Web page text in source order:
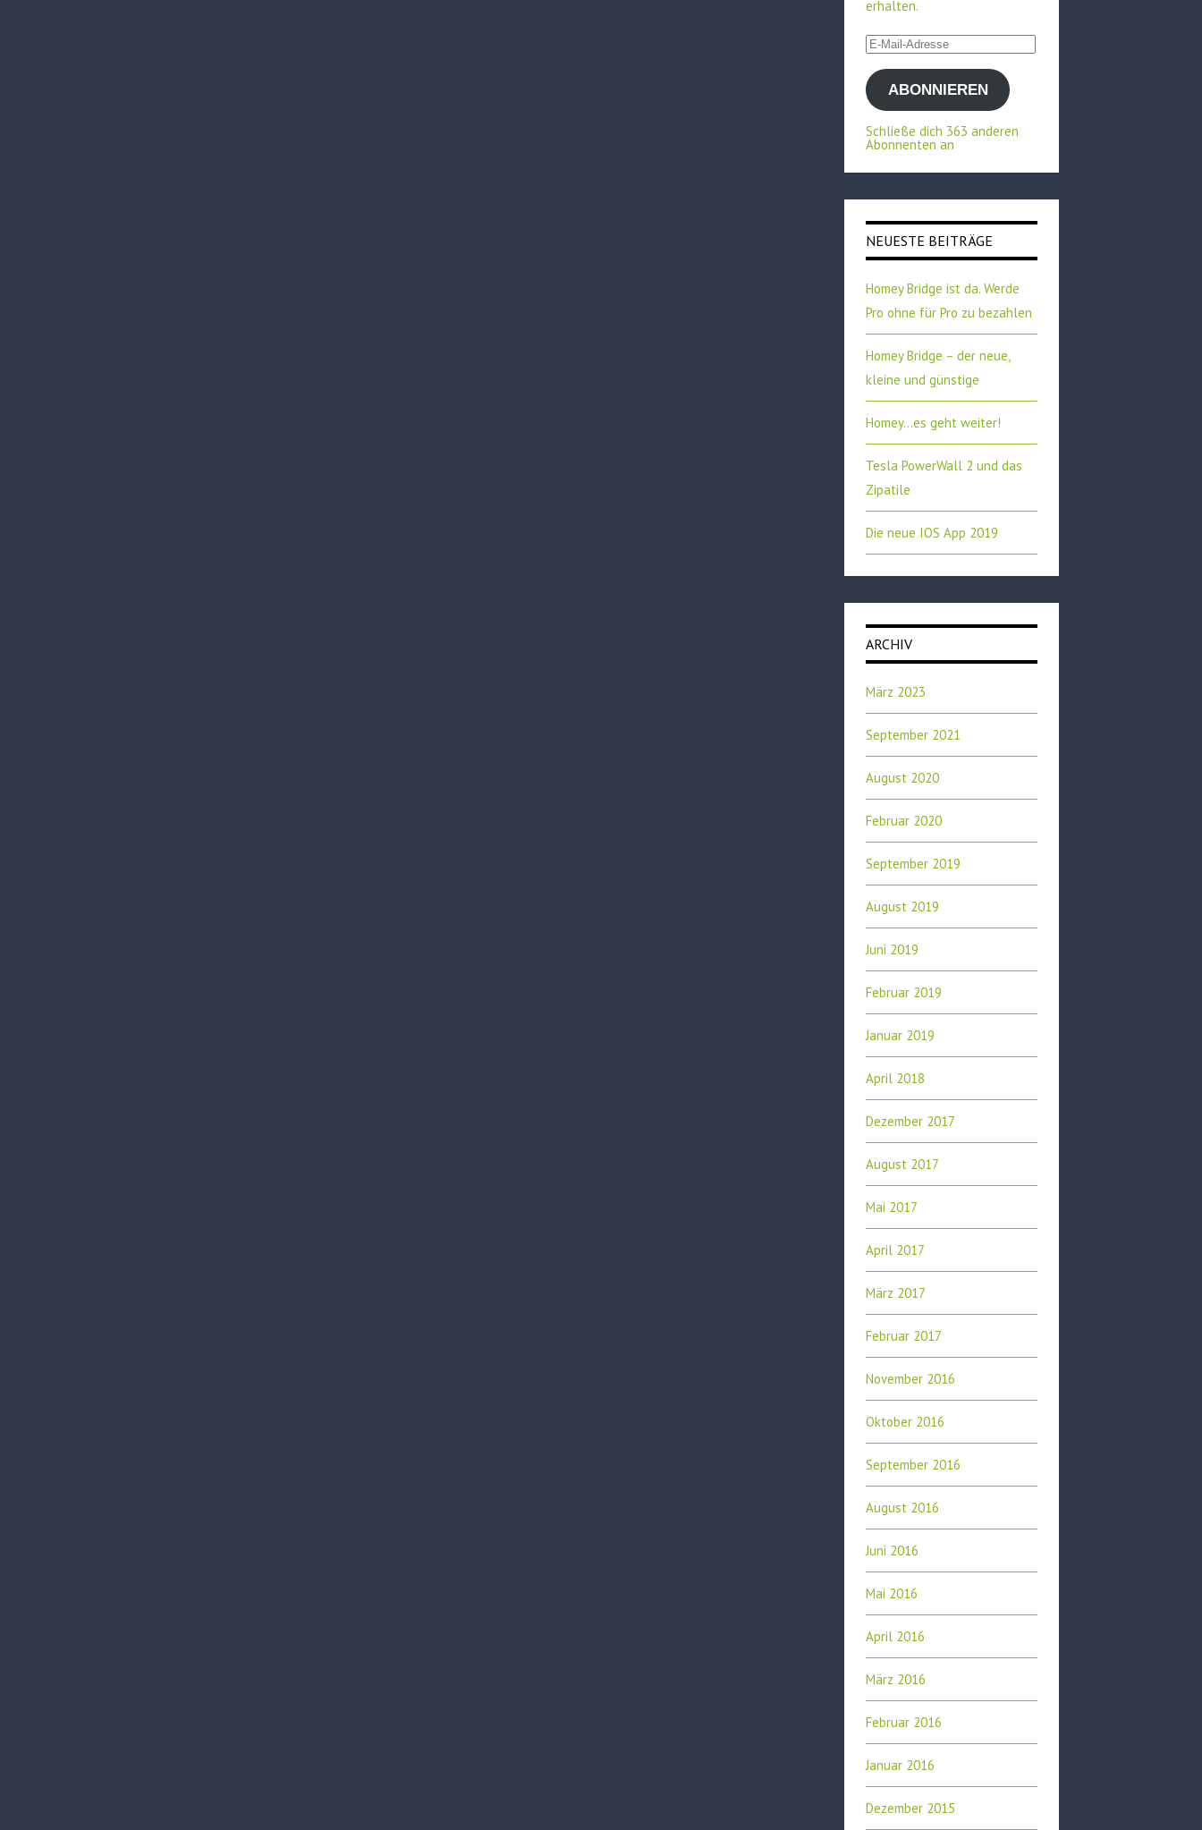
erhalten.
E-
Mail-
AdresseABONNIEREN
Schließe dich 363 anderen
Abonnenten an
NEUESTE BEITRÄGE
Homey Bridge ist da. Werde
Pro ohne für Pro zu bezahlen
Homey Bridge – der neue,
kleine und günstige
Homey…es geht weiter!
Tesla PowerWall 2 und das
Zipatile
Die neue IOS App 2019
ARCHIV
März 2023
September 2021
August 2020
Februar 2020
September 2019
August 2019
Juni 2019
Februar 2019
Januar 2019
April 2018
Dezember 2017
August 2017
Mai 2017
April 2017
März 2017
Februar 2017
November 2016
Oktober 2016
September 2016
August 2016
Juni 2016
Mai 2016
April 2016
März 2016
Februar 2016
Januar 2016
Dezember 2015